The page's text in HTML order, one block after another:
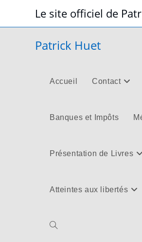
content
Le site officiel de
Patrick Huet
Accueil Contact
Banques et Impôts
Présentation de Livres
Atteintes aux libertés
Toggle